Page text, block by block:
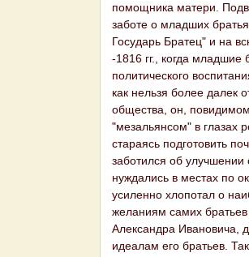
помощника матери.
заботе о младших
Государь Братец" и на
-1816 гг., когда
политического
как нельзя более далек
общества, он,
"мезальянсом" в глазах
стараясь подготовить
заботился об
нуждались в местах по
усиленно хлопотал о
желаниям самих
Александра Ивановича,
идеалам его братьев.